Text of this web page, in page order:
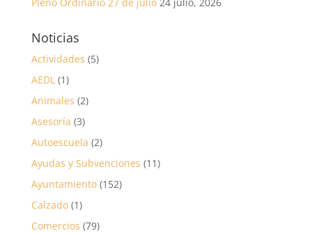
Noticias
Actividades (5)
AEDL(1)
Animales (2)
Asesoría (3)
Autoescuela (2)
Ayudas y Subvenciones (11)
Ayuntamiento(152)
Calzado(1)
Comercios (79)